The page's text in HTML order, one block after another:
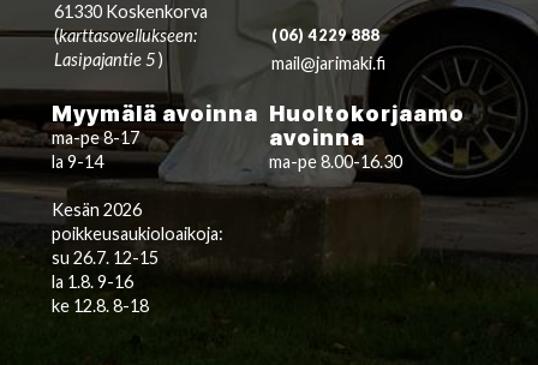
61330 Koskenkorva
(karttasovellukseen:
Lasipajantie 5)
(06) 4229 888
mail@jarimaki.fi
Myymälä avoinna
ma-pe 8-17
la 9-14
Kesän 2026
poikkeusaukioloaikoja:
su 26.7. 12-15
la 1.8. 9-16
ke 12.8. 8-18
Huoltokorjaamo
avoinna
ma-pe 8.00-16.30